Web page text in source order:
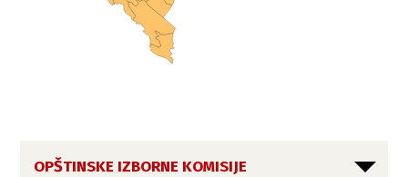
OPŠTINSKE IZBORNE KOMISIJE